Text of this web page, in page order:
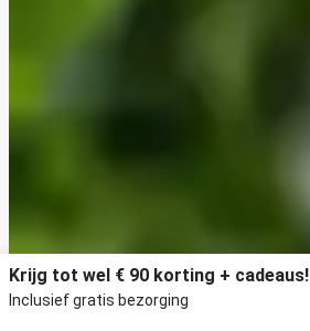
Krijg tot wel € 90 korting + cadeaus!
Inclusief gratis bezorging